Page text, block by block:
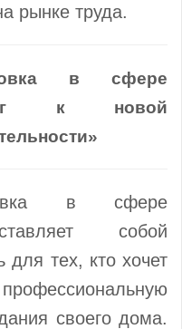
рынке труда.
в сфере
шаг к новой
в сфере
собой
для тех, кто хочет
своего дома.